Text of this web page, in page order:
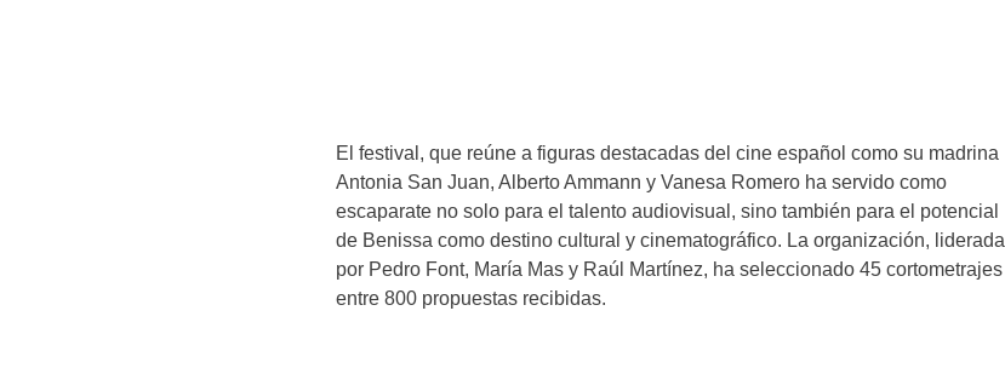
El festival, que reúne a figuras destacadas del cine español como su madrina
Antonia San Juan, Alberto Ammann y Vanesa Romero ha servido como
escaparate no solo para el talento audiovisual, sino también para el potencial
de Benissa como destino cultural y cinematográfico. La organización, liderada
por Pedro Font, María Mas y Raúl Martínez, ha seleccionado 45 cortometrajes
entre 800 propuestas recibidas.